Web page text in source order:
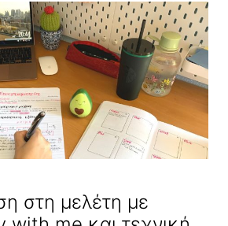
στη μελέτη με